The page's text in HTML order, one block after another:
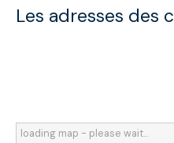
Les adresses des
loading map - please wait...